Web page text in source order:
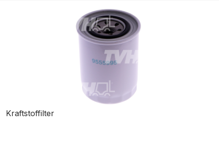
Kraftstoffilter